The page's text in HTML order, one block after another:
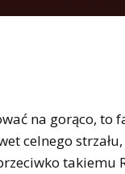
na gorąco,
celnego
takiemu